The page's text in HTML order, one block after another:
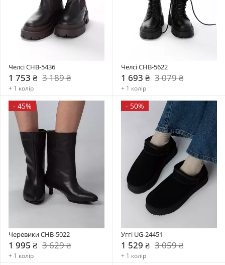
Челсі CHB-5436
1 753 ₴ 3 189 ₴
+ 1 колір
Челсі CHB-5622
1 693 ₴ 3 079 ₴
+ 1 колір
- 45%
Черевики CHB-5022
1 995 ₴ 3 629 ₴
+ 1 колір
- 50%
Уггі UG-24451
1 529 ₴ 3 059 ₴
+ 1 колір